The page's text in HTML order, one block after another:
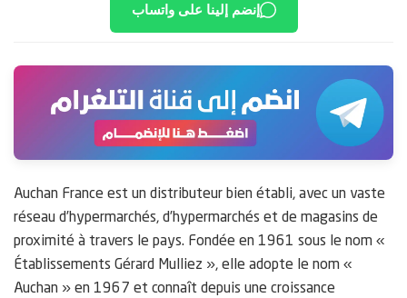
إنضم إلينا على واتساب
Auchan France est un distributeur bien établi, avec un vaste
réseau d’hypermarchés, d’hypermarchés et de magasins de
proximité à travers le pays. Fondée en 1961 sous le nom «
Établissements Gérard Mulliez », elle adopte le nom «
Auchan » en 1967 et connaît depuis une croissance